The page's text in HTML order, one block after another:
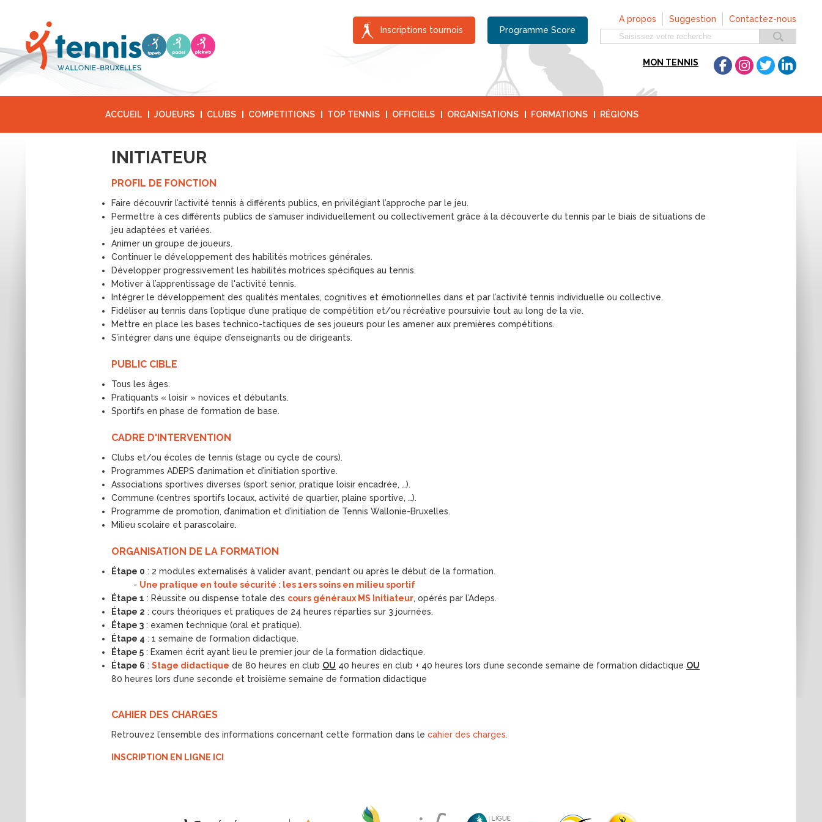
Contactez-nous
Suggestion
A propos
Programme Score
Inscriptions tournois
MON TENNIS
ACCUEIL JOUEURS CLUBS COMPETITIONS TOP TENNIS OFFICIELS ORGANISATIONS FORMATIONS RÉGIONS
INITIATEUR
PROFIL DE FONCTION
Faire découvrir l’activité tennis à différents publics, en privilégiant l’approche par le jeu.
Permettre à ces différents publics de s’amuser individuellement ou collectivement grâce à la découverte du tennis par le biais de situations de
jeu adaptées et variées.
Animer un groupe de joueurs.
Continuer le développement des habilités motrices générales.
Développer progressivement les habilités motrices spécifiques au tennis.
Motiver à l’apprentissage de l'activité tennis.
Intégrer le développement des qualités mentales, cognitives et émotionnelles dans et par l’activité tennis individuelle ou collective.
Fidéliser au tennis dans l’optique d’une pratique de compétition et/ou récréative poursuivie tout au long de la vie.
Mettre en place les bases technico-tactiques de ses joueurs pour les amener aux premières compétitions.
S’intégrer dans une équipe d’enseignants ou de dirigeants.
PUBLIC CIBLE
Tous les âges.
Pratiquants « loisir » novices et débutants.
Sportifs en phase de formation de base.
CADRE D'INTERVENTION
Clubs et/ou écoles de tennis (stage ou cycle de cours).
Programmes ADEPS d’animation et d’initiation sportive.
Associations sportives diverses (sport senior, pratique loisir encadrée, …).
Commune (centres sportifs locaux, activité de quartier, plaine sportive, …).
Programme de promotion, d’animation et d’initiation de Tennis Wallonie-Bruxelles.
Milieu scolaire et parascolaire.
ORGANISATION DE LA FORMATION
Étape 0 : 2 modules externalisés à valider avant, pendant ou après le début de la formation.
- Une pratique en toute sécurité : les 1ers soins en milieu sportif
Étape 1 : Réussite ou dispense totale des cours généraux MS Initiateur, opérés par l’Adeps.
Étape 2 : cours théoriques et pratiques de 24 heures réparties sur 3 journées.
Étape 3 : examen technique (oral et pratique).
Étape 4 : 1 semaine de formation didactique.
Étape 5 : Examen écrit ayant lieu le premier jour de la formation didactique.
Étape 6 : Stage didactique de 80 heures en club OU 40 heures en club + 40 heures lors d’une seconde semaine de formation didactique OU
80 heures lors d’une seconde et troisième semaine de formation didactique
CAHIER DES CHARGES
Retrouvez l’ensemble des informations concernant cette formation dans le cahier des charges.
INSCRIPTION EN LIGNE ICI